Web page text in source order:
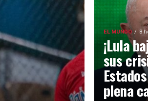
EL MUNDO 8
¡Lula
sus
plena